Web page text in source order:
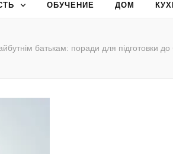
ОБУЧЕНИЕ ДОМ
батькам: поради для підготовки до